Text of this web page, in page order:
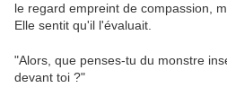
le regard empreint de compassion,
Elle sentit qu'il l'évaluait.
"Alors, que penses-tu du monstre
devant toi ?"